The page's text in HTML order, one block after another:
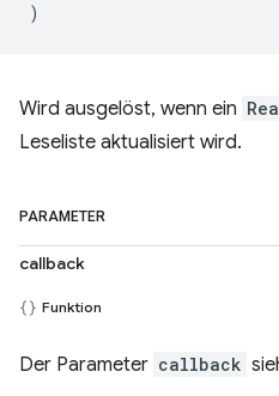
)
Wird ausgelöst, wenn ein
Leseliste aktualisiert wird.
PARAMETER
callback
Funktion
Der Parameter callback